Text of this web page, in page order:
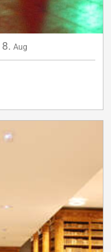
8. Aug